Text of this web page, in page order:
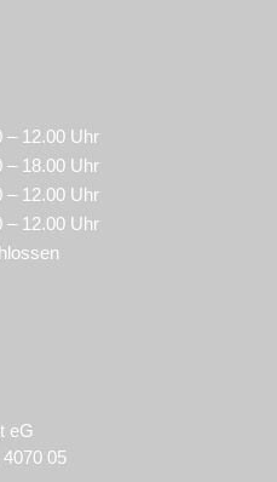
– 12.00 Uhr
– 18.00 Uhr
– 12.00 Uhr
– 12.00 Uhr
eG
05